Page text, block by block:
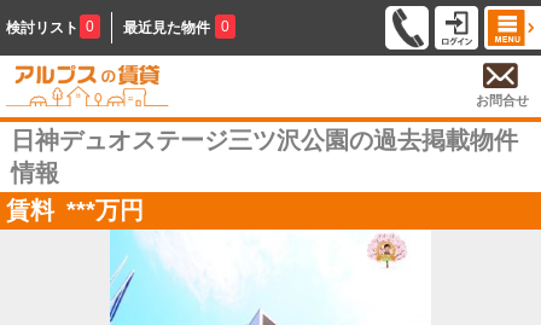
検討リスト 0 最近見た物件 0
お問合せ
日神デュオステージ三ツ沢公園の過去掲載物件
情報
賃料 ***万円